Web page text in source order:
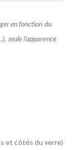
en fonction du
seule l'apparence
et côtés du verre)